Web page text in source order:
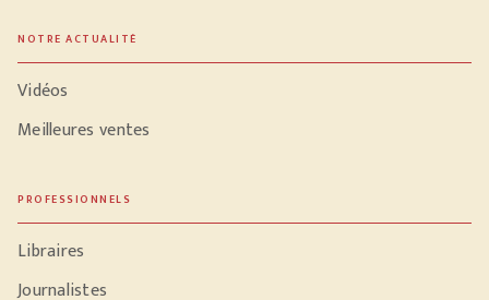
NOTRE ACTUALITÉ
Vidéos
Meilleures ventes
PROFESSIONNELS
Libraires
Journalistes